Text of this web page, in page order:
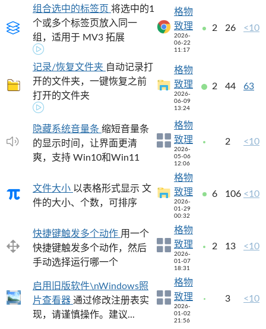
组合选中的标签页 将选中的1
个或多个标签页放入同一
组，适用于 MV3 拓展
格物
致理
2026-
06-22
11:17
2 26 <10
记录/恢复文件夹 自动记录打
开的文件夹，一键恢复之前
打开的文件夹
格物
致理
2026-
06-09
13:24
2 44 63
隐藏系统音量条 缩短音量条
的显示时间，让界面更清
爽，支持 Win10和Win11
格物
致理
2026-
05-06
12:06
2 <10
文件大小 以表格形式显示 文
件的大小、个数，可排序
格物
致理
2026-
01-29
00:32
6 106 <10
快捷键触发多个动作 用一个
快捷键触发多个动作，然后
手动选择运行哪一个
格物
致理
2026-
01-07
18:31
2 13 <10
启用旧版软件\nWindows照
片查看器 通过修改注册表实
现，请谨慎操作。建议...
格物
致理
2026-
01-02
21:56
3 <10